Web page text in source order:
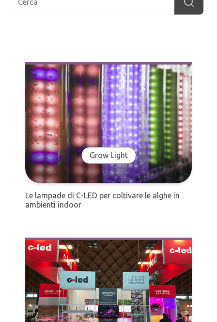
Grow Light
Le lampade di C-LED per coltivare le alghe in
ambienti indoor